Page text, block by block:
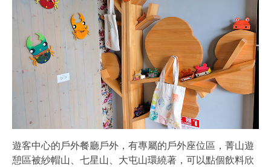
遊客中心的戶外餐廳戶外，有專屬的戶外座位區，菁山遊
憩區被紗帽山、七星山、大屯山環繞著，可以點個飲料欣